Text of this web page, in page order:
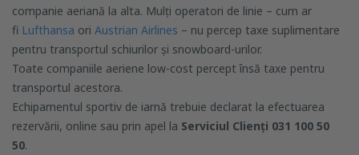
companie aeriană la alta. Mulți operatori de linie – cum ar
fi Lufthansa ori Austrian Airlines – nu percep taxe suplimentare
pentru transportul schiurilor și snowboard-urilor.
Toate companiile aeriene low-cost percept însă taxe pentru
transportul acestora.
Echipamentul sportiv de iarnă trebuie declarat la efectuarea
rezervării, online sau prin apel la Serviciul Clienți 031 100 50
50.